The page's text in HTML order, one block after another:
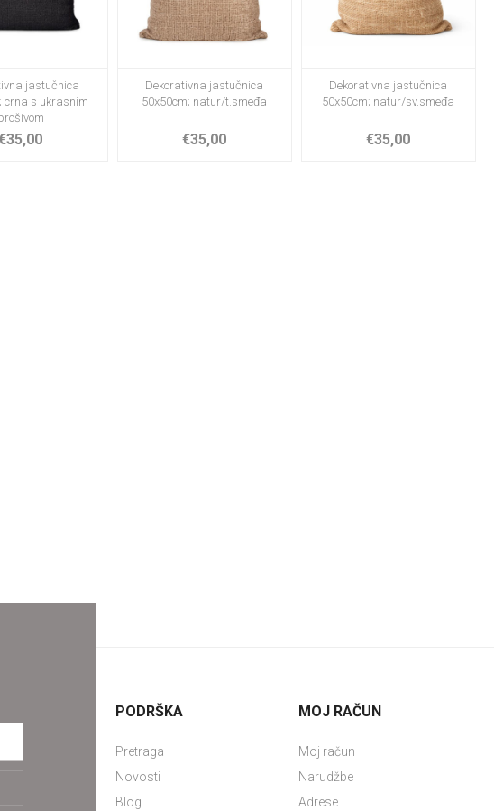
jastučnica
crna s ukrasnim
Dekorativna jastučnica
50x50cm; natur/t.smeđa
€35,00
Dekorativna jastučnica
50x50cm; natur/sv.smeđa
€35,00
PODRŠKA
Pretraga
Novosti
Blog
MOJ RAČUN
Moj račun
Narudžbe
Adrese